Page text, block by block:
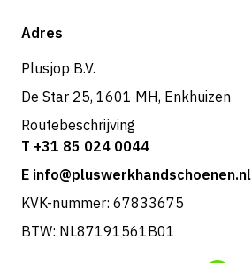
Retouren & service
Shop
Adres
Plusjop B.V.
De Star 25, 1601 MH, Enkhuizen
Routebeschrijving
T +31 85 024 0044
E info@pluswerkhandschoenen.nl
KVK-nummer: 67833675
BTW: NL87191561B01